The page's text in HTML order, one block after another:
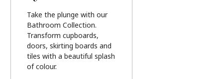
Take the plunge with our
Bathroom Collection.
Transform cupboards,
doors, skirting boards and
tiles with a beautiful splash
of colour.